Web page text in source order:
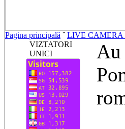
Pagina principală ˇLIVE CAMERA
VIZTATORI
UNICI
Au